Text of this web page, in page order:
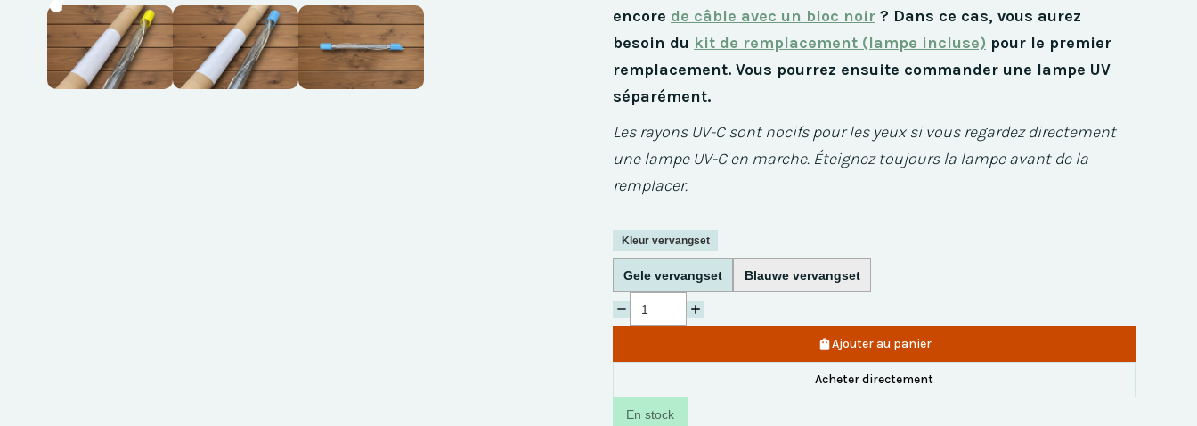
encore de câble avec un bloc noir ? Dans ce cas, vous aurez
besoin du kit de remplacement (lampe incluse) pour le premier
remplacement. Vous pourrez ensuite commander une lampe UV
séparément.
Les rayons UV-C sont nocifs pour les yeux si vous regardez directement
une lampe UV-C en marche. Éteignez toujours la lampe avant de la
remplacer.
Kleur vervangset
Gele vervangset Blauwe vervangset
Ajouter au panier
Acheter directement
En stock